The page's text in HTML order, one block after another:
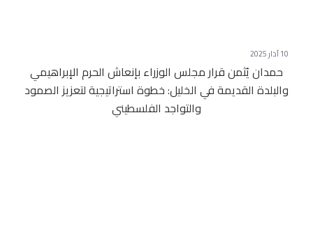
10 آذار 2025
حمدان يُثمن قرار مجلس الوزراء بإنعاش الحرم الإبراهيمي
والبلدة القديمة في الخليل: خطوة استراتيجية لتعزيز الصمود
والتواجد الفلسطيني